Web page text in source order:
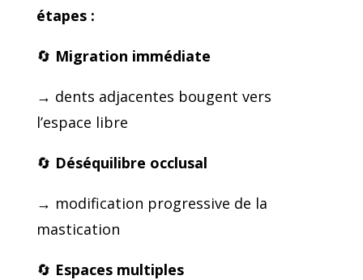
étapes :
🔄 Migration immédiate
→ dents adjacentes bougent vers
l’espace libre
🔄 Déséquilibre occlusal
→ modification progressive de la
mastication
🔄 Espaces multiples